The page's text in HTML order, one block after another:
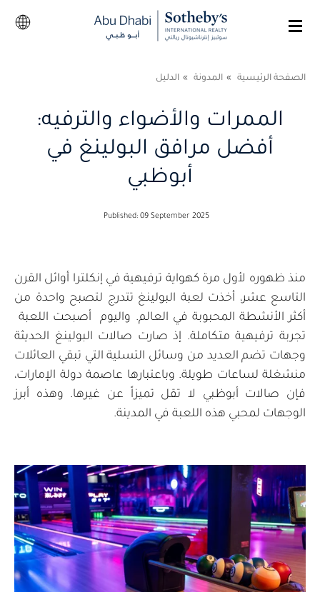
الصفحة الرئيسية المدونة الدليل
الممرات والأضواء والترفيه:
أفضل مرافق البولينغ في
أبوظبي
Published: 09 September 2025
منذ ظهوره لأول مرة كهواية ترفيهية في إنكلترا أوائل القرن
التاسع عشر، أخذت لعبة البولينغ تتدرج لتصبح واحدة من
أكثر الأنشطة المحبوبة في العالم. واليوم أصبحت اللعبة
تجربة ترفيهية متكاملة. إذ صارت صالات البولينغ الحديثة
وجهات تضم العديد من وسائل التسلية التي تبقي العائلات
منشغلة لساعات طويلة. وباعتبارها عاصمة دولة الإمارات،
فإن صالات أبوظبي لا تقل تميزاً عن غيرها. وهذه أبرز
الوجهات لمحبي هذه اللعبة في المدينة.